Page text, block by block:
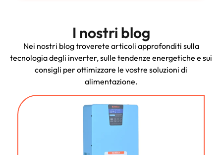
I nostri blog
Nei nostri blog troverete articoli approfonditi sulla
tecnologia degli inverter, sulle tendenze energetiche e sui
consigli per ottimizzare le vostre soluzioni di
alimentazione.